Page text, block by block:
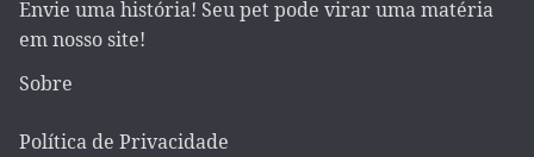
Envie uma história! Seu pet pode virar uma matéria
em nosso site!
Sobre
Política de Privacidade